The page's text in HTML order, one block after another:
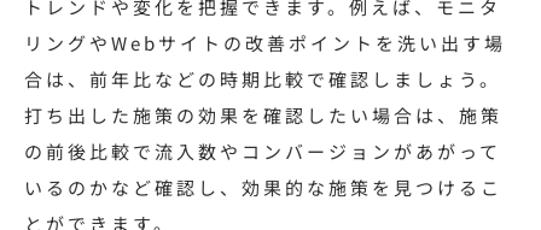
トレンドや変化を把握できます。例えば、モニタ
リングやWebサイトの改善ポイントを洗い出す場
合は、前年比などの時期比較で確認しましょう。
打ち出した施策の効果を確認したい場合は、施策
の前後比較で流入数やコンバージョンがあがって
いるのかなど確認し、効果的な施策を見つけるこ
とができます。